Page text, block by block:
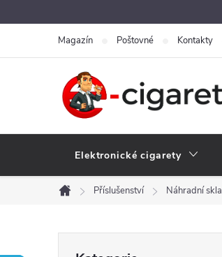
na
Magazín Poštovné Kontakty
Elektronické cigarety
Domů
Příslušenství Náhradní skla